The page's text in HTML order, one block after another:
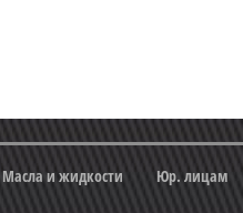
Масла и жидкости Юр. лицам